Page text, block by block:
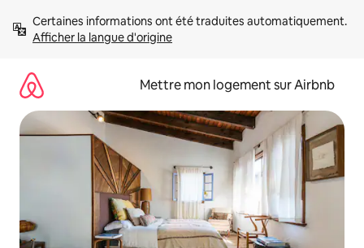
directement
Afficher la langue d'origine
Mettre mon logement sur Airbnb